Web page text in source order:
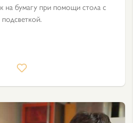
на бумагу при помощи стола с
подсветкой.